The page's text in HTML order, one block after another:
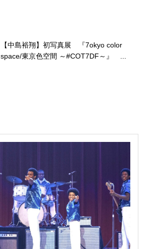
【中島裕翔】初写真展 『7okyo color
space/東京色空間 ～#COT7DF～』 ...